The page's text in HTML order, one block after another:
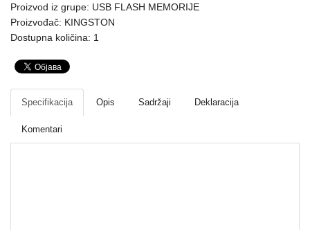
tehnika
Telefoni
oprema
Mrežna
oprema
Proizvod iz grupe: USB FLASH MEMORIJE
Proizvođač: KINGSTON
Dostupna količina: 1
Specifikacija Opis Sadržaji Deklaracija
Komentari